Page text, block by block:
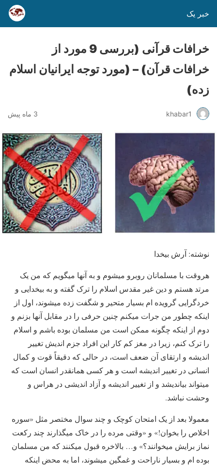
خبر یک
خرافات قرآنی (بررسی 9 مورد از
خرافات قرآن) – (مورد توجه ایرانیان اسلام
زده)
khabar1 3 ماه پیش
نوشته: آرش بیخدا
هروقت با مسلمانان روبرو میشوم و به آنها میگویم که من یک
مرتد هستم و دین غیر مقدس اسلام را ترک گفته و به بیخدایی و
خردگرایی گرویده ام بسیار متحیر و شگفت زده میشوند، اول از
اینکه چطور من جرات میکنم چنین حرفی را در مقابل آنها بزنم و
دوم از اینکه چگونه ممکن است من مسلمان بوده باشم و اسلام
را ترک کنم، زیرا در مغز کم کار این افراد جزم اندیش تغییر
اندیشه و ارتقای آن ضعف است، در حالی که دقیقاً قوت و کمال
انسانی در تغییر اندیشه است و هر کسی همانقدر انسان است که
میتواند بیاندیشد و از تغییر اندیشه و آزاد اندیشی در هراس و
وحشت نباشد.
معمولا بعد از یک امتحان کوچک و چند سوال مختصر مثل «سوره
اخلاص را بخوان!» و «وقتی مرده را در خاک میگذارند چند رکعت
نماز برایش میخوانند؟» و… بالاخره قبول میکنند که من مسلمان
بوده ام و بسیار ناراحت و غمگین میشوند، اما به محض اینکه